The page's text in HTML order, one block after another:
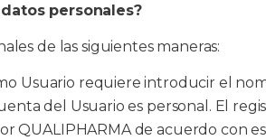
datos personales?
de las siguientes maneras:
Usuario requiere introducir el
del Usuario es personal. El
QUALIPHARMA de acuerdo con